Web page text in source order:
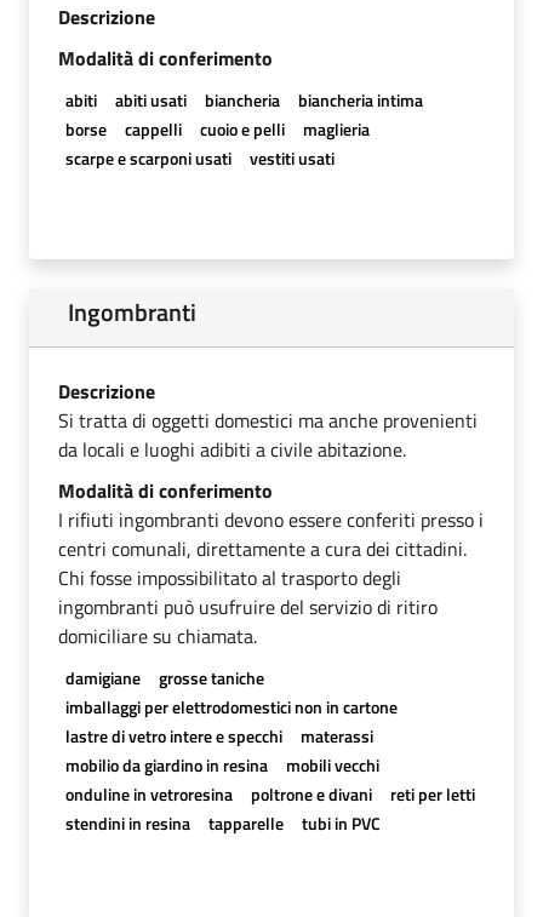
Descrizione
Modalità di conferimento
abiti abiti usati biancheria
biancheria intima
borse
cappelli cuoio e pelli
maglieria
scarpe e scarponi usati
vestiti usati
Ingombranti
Descrizione
Si tratta di oggetti domestici ma anche provenienti
da locali e luoghi adibiti a civile abitazione.
Modalità di conferimento
I rifiuti ingombranti devono essere conferiti presso i
centri comunali, direttamente a cura dei cittadini.
Chi fosse impossibilitato al trasporto degli
ingombranti può usufruire del servizio di ritiro
domiciliare su chiamata.
damigiane
grosse taniche
imballaggi per elettrodomestici non in cartone
lastre di vetro intere e specchi
materassi
mobilio da giardino in resina
mobili vecchi
onduline in vetroresina
poltrone e divani
reti per letti
stendini in resina
tapparelle tubi in PVC